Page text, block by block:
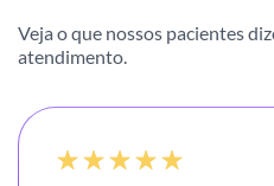
Veja o que nossos pacientes
atendimento.